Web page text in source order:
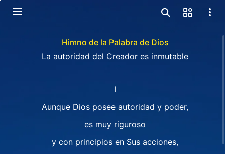
Himno de la Palabra de Dios
La autoridad del Creador es inmutable
I
Aunque Dios posee autoridad y poder,
es muy riguroso
y con principios en Sus acciones,